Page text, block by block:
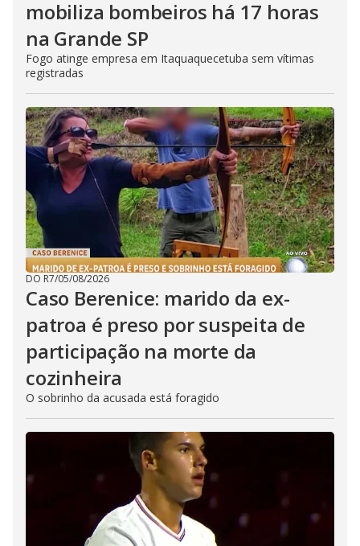
mobiliza bombeiros há 17 horas
na Grande SP
Fogo atinge empresa em Itaquaquecetuba sem vítimas
registradas
DO R7/05/08/2026
Caso Berenice: marido da ex-
patroa é preso por suspeita de
participação na morte da
cozinheira
O sobrinho da acusada está foragido